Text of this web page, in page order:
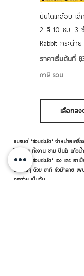
ปิ่นโตเคลือบ เ
2 สี 10 ซม. 3
Rabbit กระต่าย
ราคาเริ่มต้นที่
ราคาขายลด
ภาษี รวม
เลือกลง
แบรนด์ "ชอบชะมัด" จำหน่ายเครื่อ
ใส่อาหาร ทั้งจาน ชาม ปิ่นโต แก้วน้
แบรนด์ "ชอบชะมัด" เอง และ เรา
รนด์อื่นๆ ด้วย อาทิ หัวม้าลาย เพน
กระต่าย เป็นต้น